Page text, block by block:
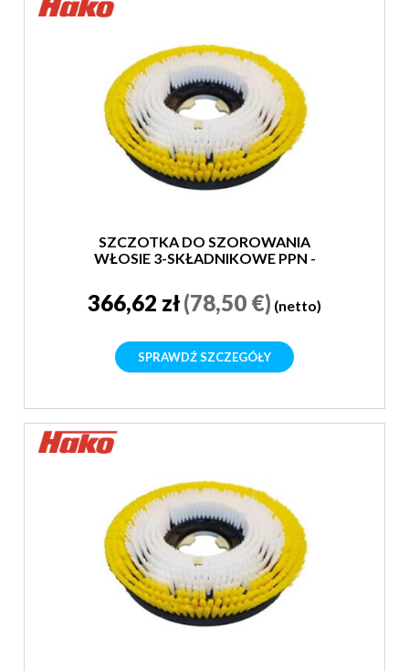
SZCZOTKA DO SZOROWANIA
WŁOSIE 3-SKŁADNIKOWE PPN -
366,62 zł(78,50 €) (netto)
SPRAWDŹ SZCZEGÓŁY